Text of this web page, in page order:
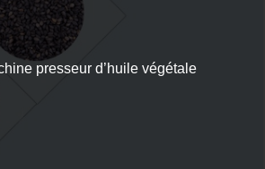
presseur d’huile végétale